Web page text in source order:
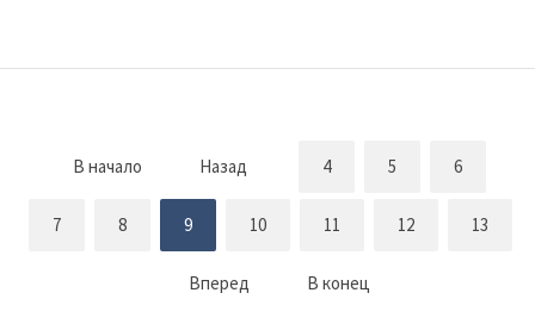
В начало Назад 4 5 6
7 8 9 10 11 12 13
Вперед В конец